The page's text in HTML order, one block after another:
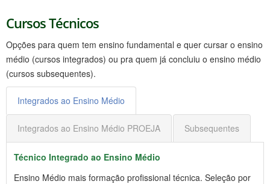
Cursos Técnicos
Opções para quem tem ensino fundamental e quer cursar o ensino
médio (cursos integrados) ou pra quem já concluiu o ensino médio
(cursos subsequentes).
Integrados ao Ensino Médio
Integrados ao Ensino Médio PROEJA Subsequentes
Técnico Integrado ao Ensino Médio
Ensino Médio mais formação profissional técnica. Seleção por